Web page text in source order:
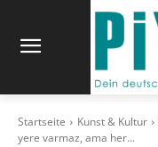
Startseite Kunst & Kultur
yere varmaz, ama her...